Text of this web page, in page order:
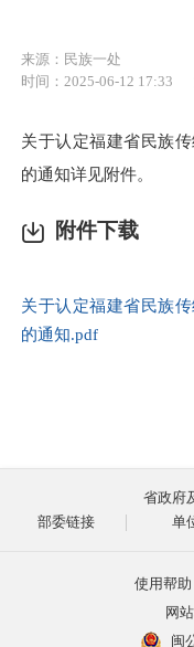
来源：民族一处
时间：2025-06-12 17:33
关于认定福建省民族传
的通知详见附件。
附件下载
关于认定福建省民族传
的通知.pdf
部委链接
省政府
单
使用帮助
网
闽